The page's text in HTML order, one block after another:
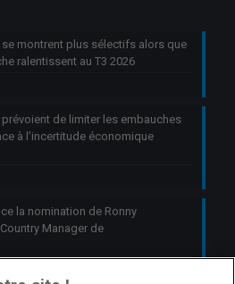
montrent plus sélectifs alors que
ralentissent au T3 2026
de limiter les embauches
à l’incertitude économique
la nomination de Ronny
Manager de